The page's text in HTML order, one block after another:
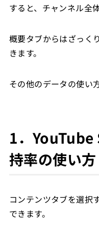
すると、チャンネル全
概要タブからはざっく
きます。
その他のデータの使い
1．
持率の使い方
コンテンツタブを選択
できます。